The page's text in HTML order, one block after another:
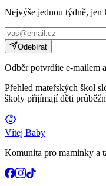
Nejvýše jednou týdně, jen
Odebírat
Odběr potvrdíte e-mailem
Přehled mateřských škol
školy přijímají děti
Vítej Baby
Komunita pro maminky a